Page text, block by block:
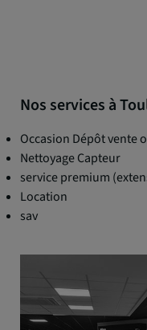
Nos services à
Occasion Dépôt vente
Nettoyage Capteur
service premium
Location
sav